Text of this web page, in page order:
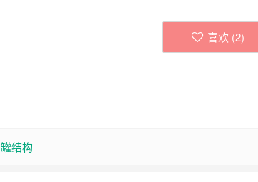
喜欢 (2)
结构